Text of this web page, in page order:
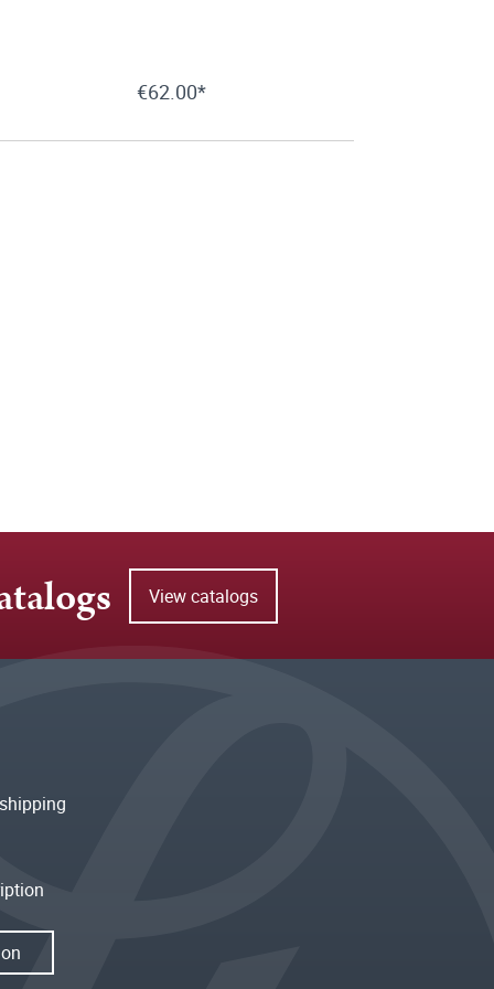
€62.00*
View catalogs